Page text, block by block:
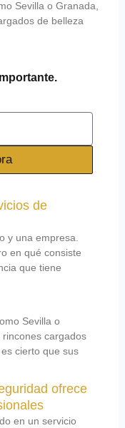
Sevilla o Granada,
de belleza
de
y una empresa.
en qué consiste
que tiene
Sevilla o
cargados
cierto que sus
ofrece
en un servicio